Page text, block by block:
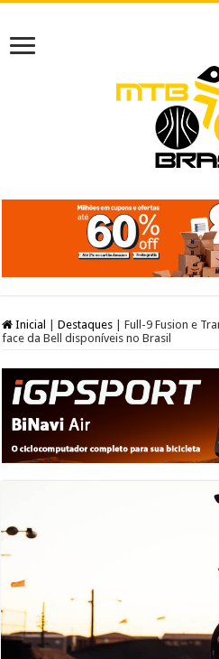
Inicial Destaques
Full-9 Fusion e
face da Bell disponíveis no Brasil